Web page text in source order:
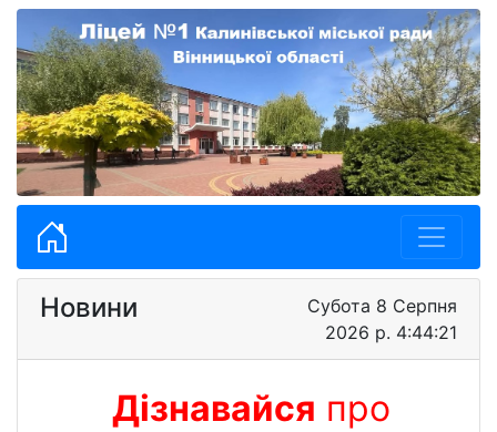
Новини
Субота 8 Серпня
2026 р. 4:44:22
Дізнавайся про